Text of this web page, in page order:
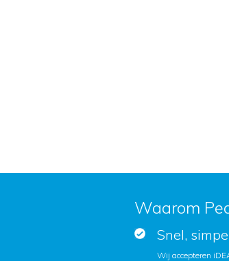
Waarom
Snel,
Wij accepteren